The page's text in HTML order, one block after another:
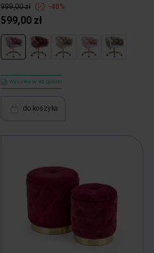
999,00 zł -40%
599,00 zł
Wysyłka w 48 godzin
do koszyka